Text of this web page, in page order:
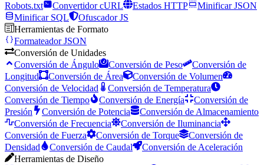
Robots.txt
Convertidor cURL Estados HTTP
Minificar JSON
Minificar SQL
Ofuscador JS
Herramientas de Formato
Formateador JSON
Conversión de Unidades
Conversión de Ángulo
Conversión de Peso
Conversión de
Longitud
Conversión de Área
Conversión de Volumen
Conversión de Velocidad
Conversión de Temperatura
Conversión de Tiempo
Conversión de Energía
Conversión de
Presión
Conversión de Potencia
Conversión de Almacenamiento
Conversión de Frecuencia
Conversión de Iluminancia
Conversión de Fuerza
Conversión de Torque
Conversión de
Densidad
Conversión de Caudal
Conversión de Aceleración
Herramientas de Diseño